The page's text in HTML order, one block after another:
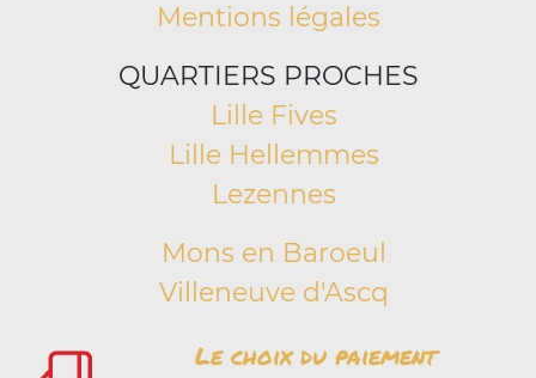
Mentions légales
QUARTIERS PROCHES
Lille Fives
Lille Hellemmes
Lezennes
Mons en Baroeul
Villeneuve d'Ascq
Le choix du paiement